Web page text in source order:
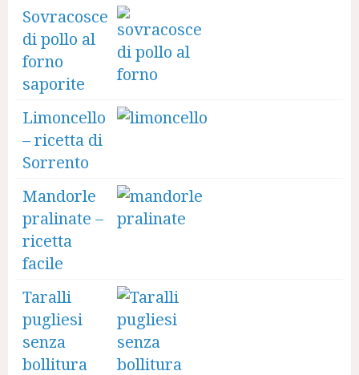
Sovracosce
di pollo al
forno
saporite
Limoncello
– ricetta di
Sorrento
Mandorle
pralinate –
ricetta
facile
Taralli
pugliesi
senza
bollitura